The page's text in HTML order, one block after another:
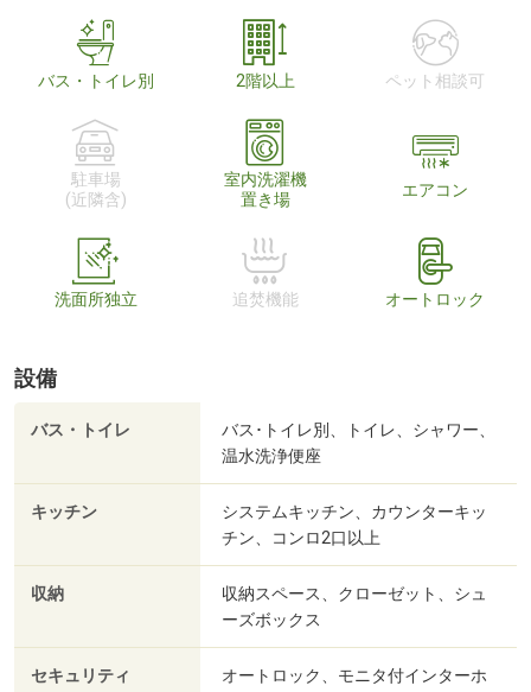
バス・トイレ別 2階以上 ペット相談可
駐車場
(近隣含)
室内洗濯機
置き場
エアコン
洗面所独立 追焚機能 オートロック
設備
バス・トイレ
バス･トイレ別、トイレ、シャワー、
温水洗浄便座
キッチン
システムキッチン、カウンターキッ
チン、コンロ2口以上
収納
収納スペース、クローゼット、シュ
ーズボックス
セキュリティ
オートロック、モニタ付インターホ